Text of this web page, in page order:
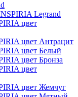
Legrand
цвет
цвет Антрацит
цвет Белый
цвет Бронза
цвет
цвет Жемчуг